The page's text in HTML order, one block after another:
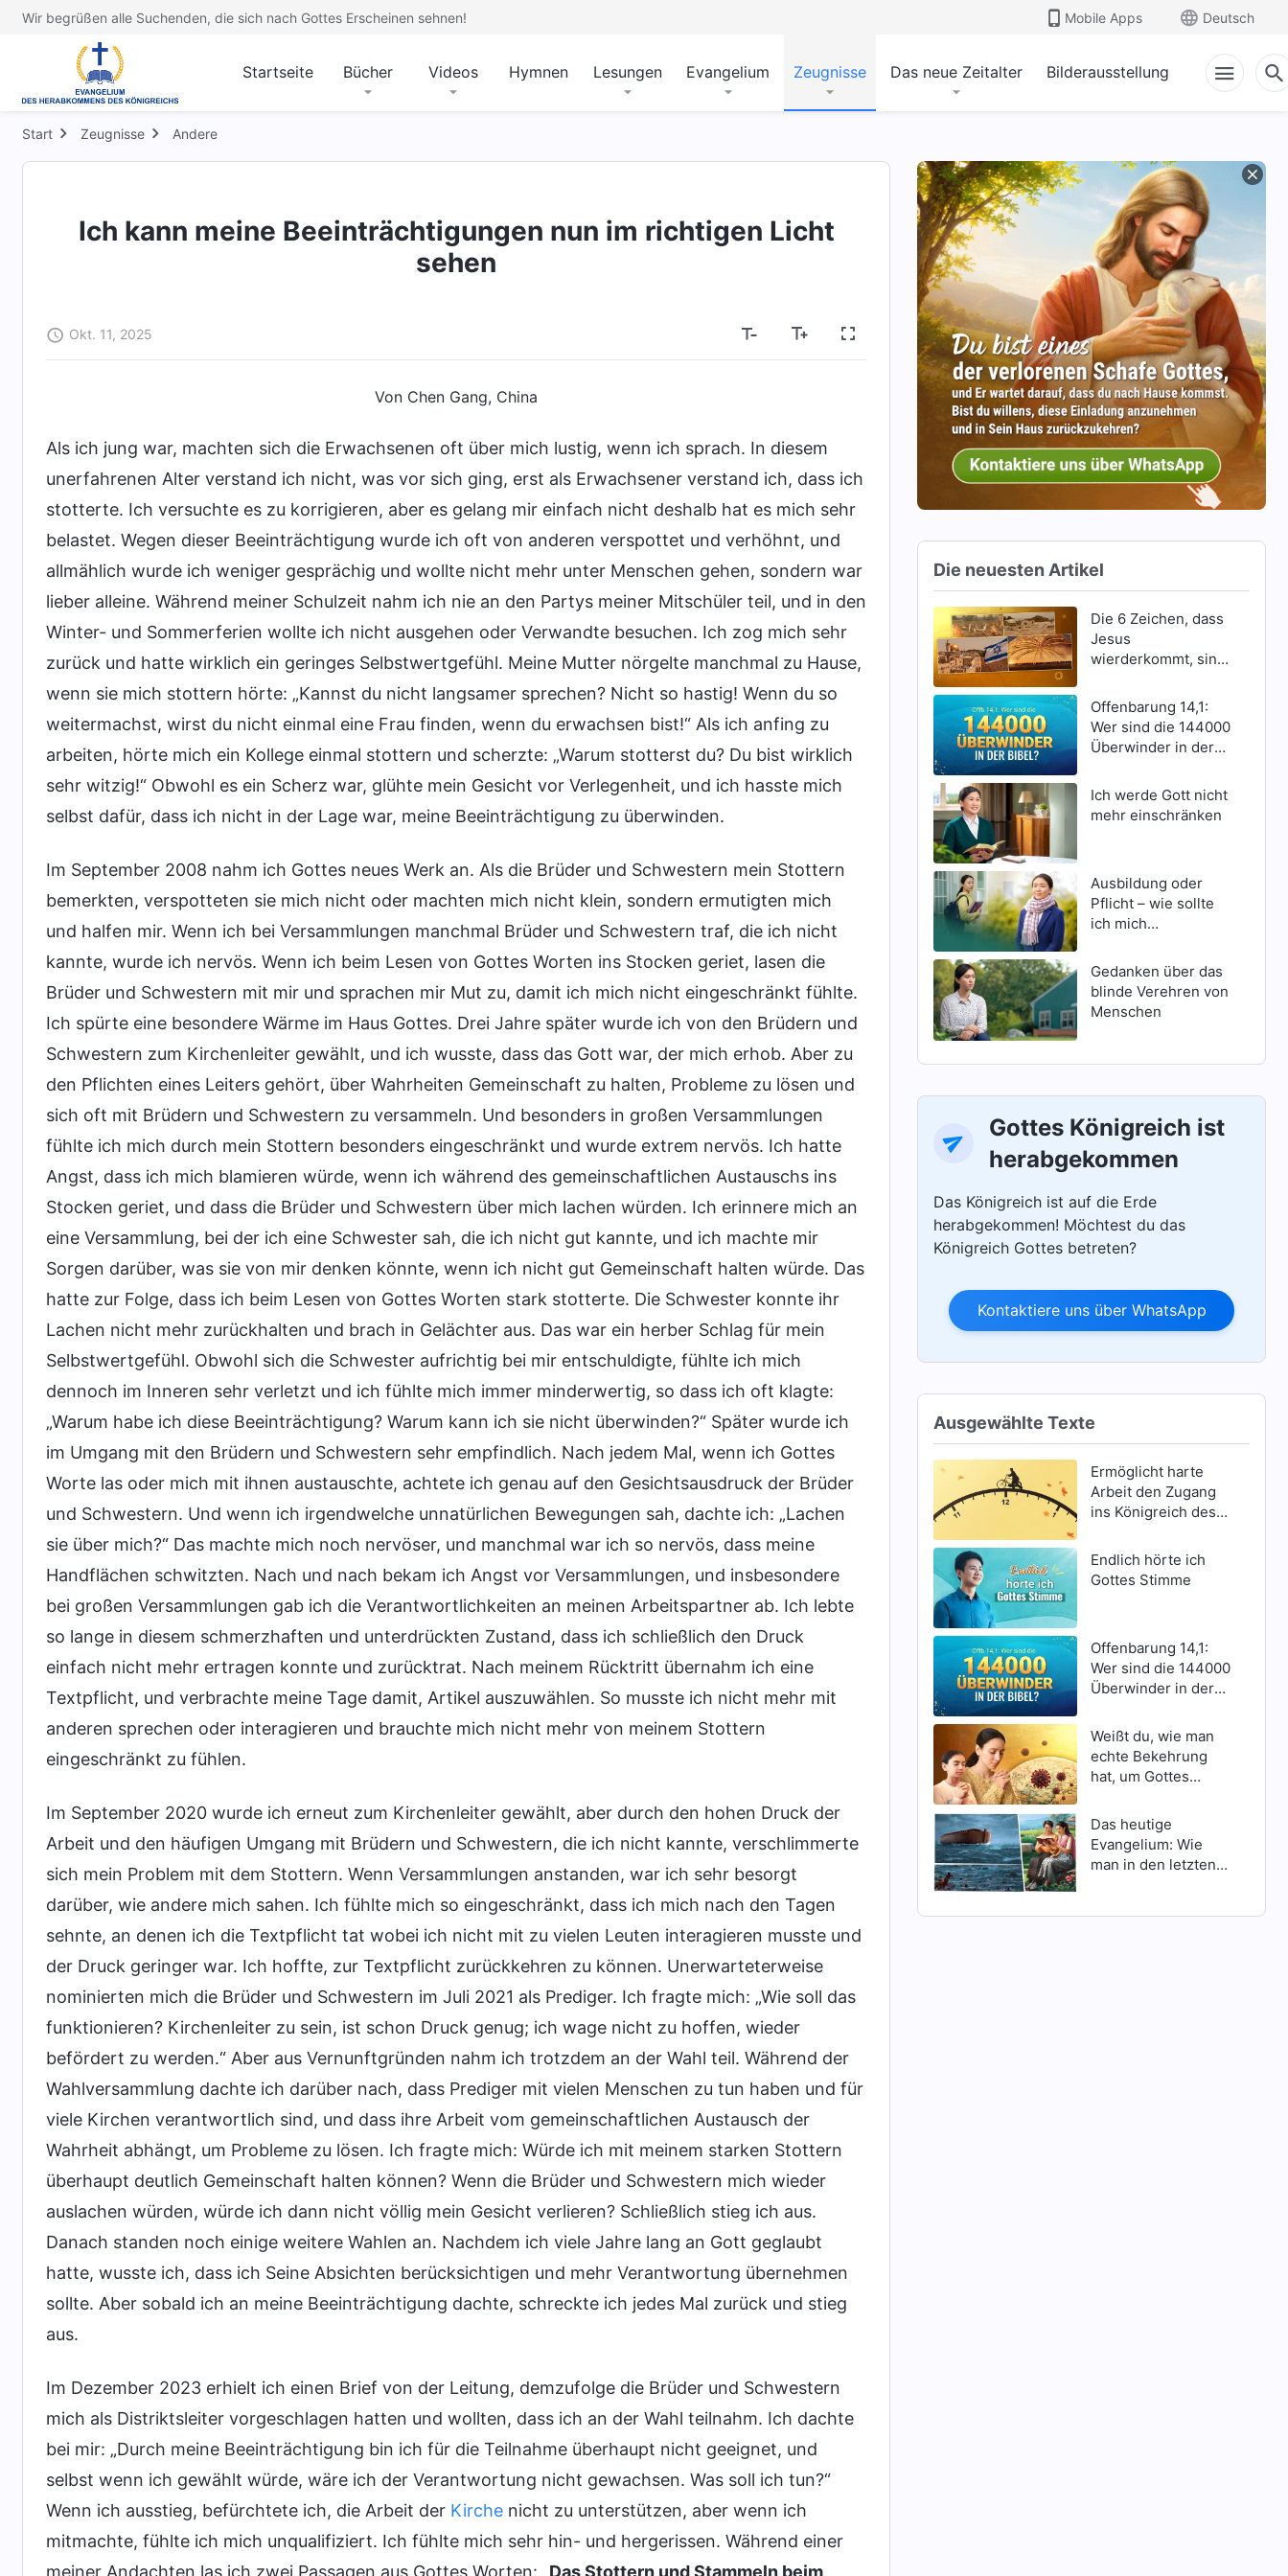
Wir begrüßen alle Suchenden, die sich nach Gottes Erscheinen sehnen! Mobile Apps Deutsch
Startseite Bücher Videos Hymnen Lesungen Evangelium Zeugnisse Das neue Zeitalter Bilderausstellung
Start Zeugnisse Andere
Ich kann meine Beeinträchtigungen nun im richtigen Licht
sehen
Okt. 11, 2025
Von Chen Gang, China
Als ich jung war, machten sich die Erwachsenen oft über mich lustig, wenn ich sprach. In diesem
unerfahrenen Alter verstand ich nicht, was vor sich ging, erst als Erwachsener verstand ich, dass ich
stotterte. Ich versuchte es zu korrigieren, aber es gelang mir einfach nicht deshalb hat es mich sehr
belastet. Wegen dieser Beeinträchtigung wurde ich oft von anderen verspottet und verhöhnt, und
allmählich wurde ich weniger gesprächig und wollte nicht mehr unter Menschen gehen, sondern war
lieber alleine. Während meiner Schulzeit nahm ich nie an den Partys meiner Mitschüler teil, und in den
Winter- und Sommerferien wollte ich nicht ausgehen oder Verwandte besuchen. Ich zog mich sehr
zurück und hatte wirklich ein geringes Selbstwertgefühl. Meine Mutter nörgelte manchmal zu Hause,
wenn sie mich stottern hörte: „Kannst du nicht langsamer sprechen? Nicht so hastig! Wenn du so
weitermachst, wirst du nicht einmal eine Frau finden, wenn du erwachsen bist!“ Als ich anfing zu
arbeiten, hörte mich ein Kollege einmal stottern und scherzte: „Warum stotterst du? Du bist wirklich
sehr witzig!“ Obwohl es ein Scherz war, glühte mein Gesicht vor Verlegenheit, und ich hasste mich
selbst dafür, dass ich nicht in der Lage war, meine Beeinträchtigung zu überwinden.
Im September 2008 nahm ich Gottes neues Werk an. Als die Brüder und Schwestern mein Stottern
bemerkten, verspotteten sie mich nicht oder machten mich nicht klein, sondern ermutigten mich
und halfen mir. Wenn ich bei Versammlungen manchmal Brüder und Schwestern traf, die ich nicht
kannte, wurde ich nervös. Wenn ich beim Lesen von Gottes Worten ins Stocken geriet, lasen die
Brüder und Schwestern mit mir und sprachen mir Mut zu, damit ich mich nicht eingeschränkt fühlte.
Ich spürte eine besondere Wärme im Haus Gottes. Drei Jahre später wurde ich von den Brüdern und
Schwestern zum Kirchenleiter gewählt, und ich wusste, dass das Gott war, der mich erhob. Aber zu
den Pflichten eines Leiters gehört, über Wahrheiten Gemeinschaft zu halten, Probleme zu lösen und
sich oft mit Brüdern und Schwestern zu versammeln. Und besonders in großen Versammlungen
fühlte ich mich durch mein Stottern besonders eingeschränkt und wurde extrem nervös. Ich hatte
Angst, dass ich mich blamieren würde, wenn ich während des gemeinschaftlichen Austauschs ins
Stocken geriet, und dass die Brüder und Schwestern über mich lachen würden. Ich erinnere mich an
eine Versammlung, bei der ich eine Schwester sah, die ich nicht gut kannte, und ich machte mir
Sorgen darüber, was sie von mir denken könnte, wenn ich nicht gut Gemeinschaft halten würde. Das
hatte zur Folge, dass ich beim Lesen von Gottes Worten stark stotterte. Die Schwester konnte ihr
Lachen nicht mehr zurückhalten und brach in Gelächter aus. Das war ein herber Schlag für mein
Selbstwertgefühl. Obwohl sich die Schwester aufrichtig bei mir entschuldigte, fühlte ich mich
dennoch im Inneren sehr verletzt und ich fühlte mich immer minderwertig, so dass ich oft klagte:
„Warum habe ich diese Beeinträchtigung? Warum kann ich sie nicht überwinden?“ Später wurde ich
im Umgang mit den Brüdern und Schwestern sehr empfindlich. Nach jedem Mal, wenn ich Gottes
Worte las oder mich mit ihnen austauschte, achtete ich genau auf den Gesichtsausdruck der Brüder
und Schwestern. Und wenn ich irgendwelche unnatürlichen Bewegungen sah, dachte ich: „Lachen
sie über mich?“ Das machte mich noch nervöser, und manchmal war ich so nervös, dass meine
Handflächen schwitzten. Nach und nach bekam ich Angst vor Versammlungen, und insbesondere
bei großen Versammlungen gab ich die Verantwortlichkeiten an meinen Arbeitspartner ab. Ich lebte
so lange in diesem schmerzhaften und unterdrückten Zustand, dass ich schließlich den Druck
einfach nicht mehr ertragen konnte und zurücktrat. Nach meinem Rücktritt übernahm ich eine
Textpflicht, und verbrachte meine Tage damit, Artikel auszuwählen. So musste ich nicht mehr mit
anderen sprechen oder interagieren und brauchte mich nicht mehr von meinem Stottern
eingeschränkt zu fühlen.
Im September 2020 wurde ich erneut zum Kirchenleiter gewählt, aber durch den hohen Druck der
Arbeit und den häufigen Umgang mit Brüdern und Schwestern, die ich nicht kannte, verschlimmerte
sich mein Problem mit dem Stottern. Wenn Versammlungen anstanden, war ich sehr besorgt
darüber, wie andere mich sahen. Ich fühlte mich so eingeschränkt, dass ich mich nach den Tagen
sehnte, an denen ich die Textpflicht tat wobei ich nicht mit zu vielen Leuten interagieren musste und
der Druck geringer war. Ich hoffte, zur Textpflicht zurückkehren zu können. Unerwarteterweise
nominierten mich die Brüder und Schwestern im Juli 2021 als Prediger. Ich fragte mich: „Wie soll das
funktionieren? Kirchenleiter zu sein, ist schon Druck genug; ich wage nicht zu hoffen, wieder
befördert zu werden.“ Aber aus Vernunftgründen nahm ich trotzdem an der Wahl teil. Während der
Wahlversammlung dachte ich darüber nach, dass Prediger mit vielen Menschen zu tun haben und für
viele Kirchen verantwortlich sind, und dass ihre Arbeit vom gemeinschaftlichen Austausch der
Wahrheit abhängt, um Probleme zu lösen. Ich fragte mich: Würde ich mit meinem starken Stottern
überhaupt deutlich Gemeinschaft halten können? Wenn die Brüder und Schwestern mich wieder
auslachen würden, würde ich dann nicht völlig mein Gesicht verlieren? Schließlich stieg ich aus.
Danach standen noch einige weitere Wahlen an. Nachdem ich viele Jahre lang an Gott geglaubt
hatte, wusste ich, dass ich Seine Absichten berücksichtigen und mehr Verantwortung übernehmen
sollte. Aber sobald ich an meine Beeinträchtigung dachte, schreckte ich jedes Mal zurück und stieg
aus.
Im Dezember 2023 erhielt ich einen Brief von der Leitung, demzufolge die Brüder und Schwestern
mich als Distriktsleiter vorgeschlagen hatten und wollten, dass ich an der Wahl teilnahm. Ich dachte
bei mir: „Durch meine Beeinträchtigung bin ich für die Teilnahme überhaupt nicht geeignet, und
selbst wenn ich gewählt würde, wäre ich der Verantwortung nicht gewachsen. Was soll ich tun?“
Wenn ich ausstieg, befürchtete ich, die Arbeit der Kirche nicht zu unterstützen, aber wenn ich
mitmachte, fühlte ich mich unqualifiziert. Ich fühlte mich sehr hin- und hergerissen. Während einer
meiner Andachten las ich zwei Passagen aus Gottes Worten: „ Das Stottern und Stammeln beim
Die neuesten Artikel
Die 6 Zeichen, dass
Jesus
wierderkommt, sind
Offenbarung 14,1:
Wer sind die 144000
Überwinder in der
Ich werde Gott nicht
mehr einschränken
Ausbildung oder
Pflicht – wie sollte
ich mich
Gedanken über das
blinde Verehren von
Menschen
Gottes Königreich ist
herabgekommen
Das Königreich ist auf die Erde
herabgekommen! Möchtest du das
Königreich Gottes betreten?
Kontaktiere uns über WhatsApp
Ausgewählte Texte
Ermöglicht harte
Arbeit den Zugang
ins Königreich des
Endlich hörte ich
Gottes Stimme
Offenbarung 14,1:
Wer sind die 144000
Überwinder in der
Weißt du, wie man
echte Bekehrung
hat, um Gottes
Katastrophen zu
erlangen?
Das heutige
Evangelium: Wie
man in den letzten